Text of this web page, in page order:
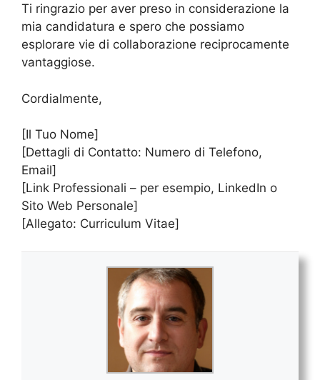
Ti ringrazio per aver preso in considerazione la
mia candidatura e spero che possiamo
esplorare vie di collaborazione reciprocamente
vantaggiose.
Cordialmente,
[Il Tuo Nome]
[Dettagli di Contatto: Numero di Telefono,
Email]
[Link Professionali – per esempio, LinkedIn o
Sito Web Personale]
[Allegato: Curriculum Vitae]